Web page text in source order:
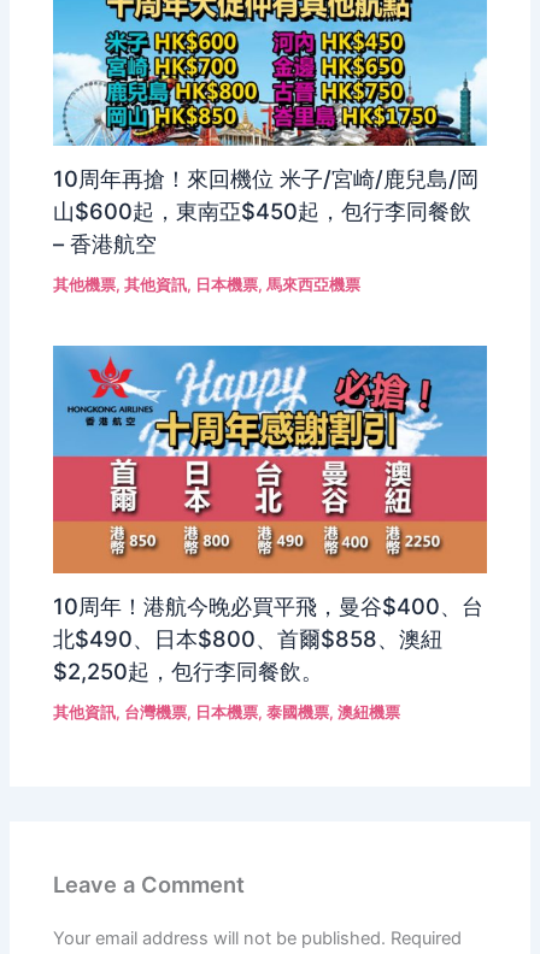
10周年再搶！來回機位 米子/宮崎/鹿兒島/岡
山$600起，東南亞$450起，包行李同餐飲
– 香港航空
其他機票,其他資訊, 日本機票,馬來西亞機票
10周年！港航今晚必買平飛，曼谷$400、台
北$490、日本$800、首爾$858、澳紐
$2,250起，包行李同餐飲。
其他資訊, 台灣機票, 日本機票,泰國機票,澳紐機票
Leave a Comment
Your email address will not be published. Required